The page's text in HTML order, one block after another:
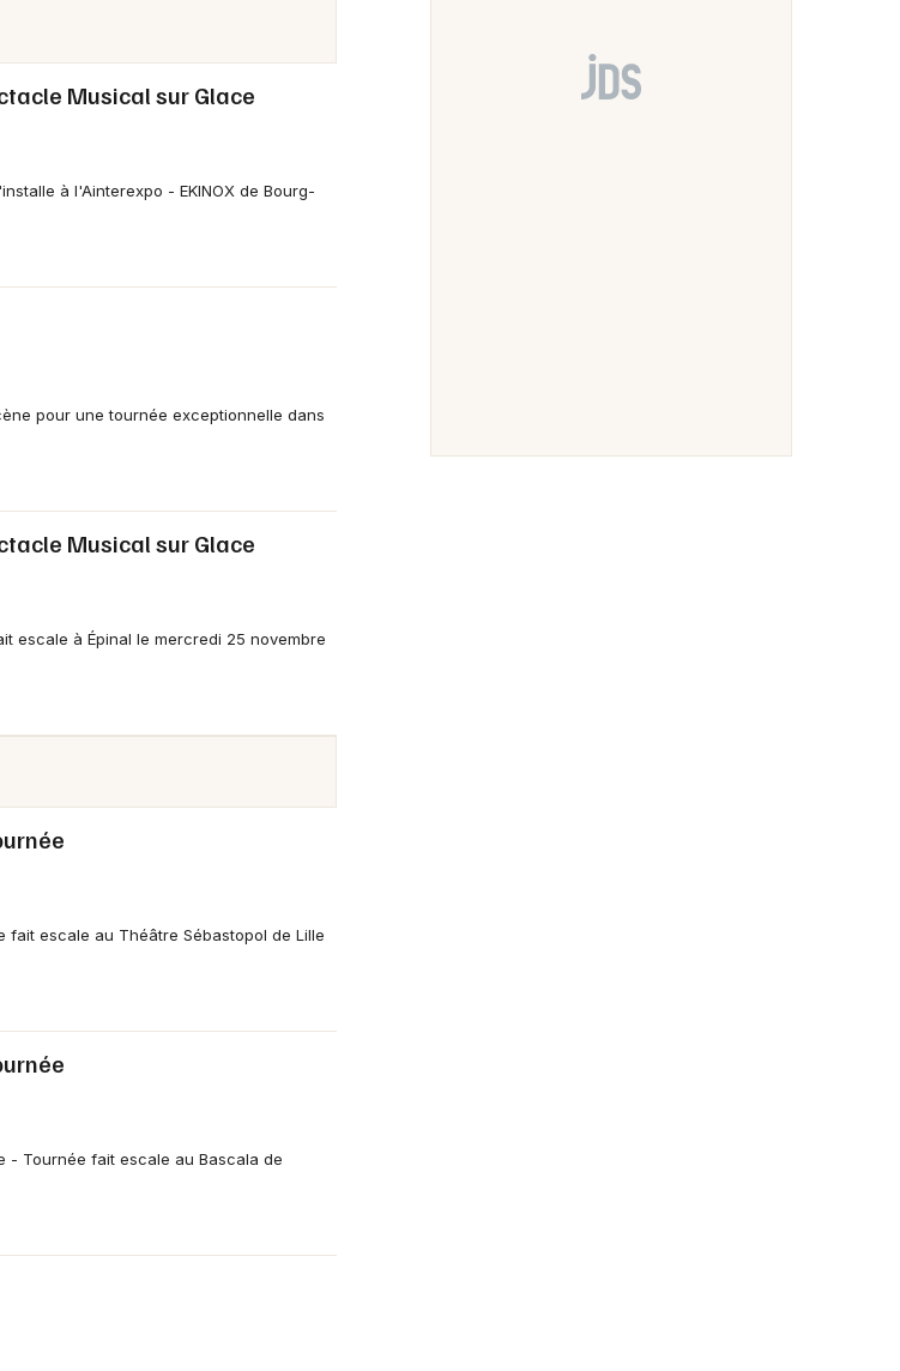
Musical sur Glace
à l'Ainterexpo - EKINOX de Bourg-
pour une tournée exceptionnelle dans
Musical sur Glace
escale à Épinal le mercredi 25 novembre
fait escale au Théâtre Sébastopol de Lille
- Tournée fait escale au Bascala de